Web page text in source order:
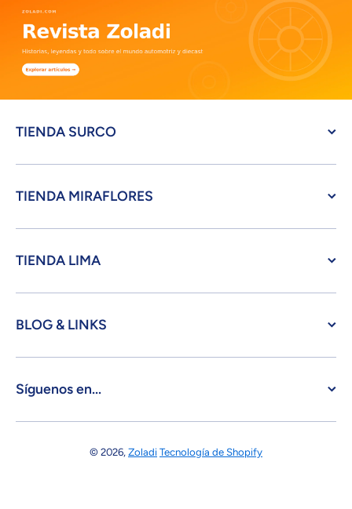
TIENDA SURCO
TIENDA MIRAFLORES
TIENDA LIMA
BLOG & LINKS
Síguenos en...
© 2026,Zoladi Tecnología de Shopify